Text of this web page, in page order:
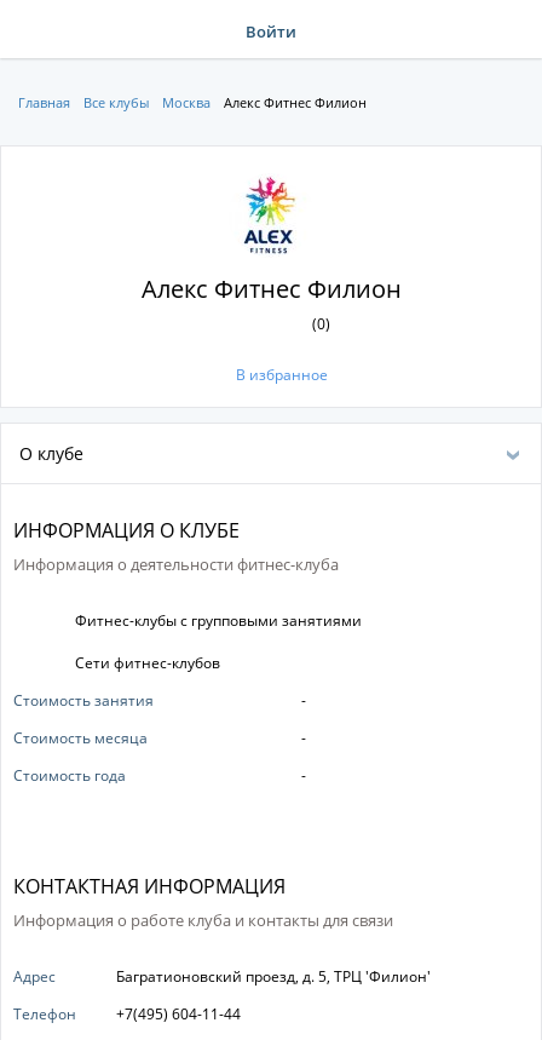
Войти
Главная Все клубы Москва Алекс Фитнес Филион
Алекс Фитнес Филион
(0)
В избранное
О клубе
ИНФОРМАЦИЯ О КЛУБЕ
Информация о деятельности фитнес-клуба
Фитнес-клубы с групповыми занятиями
Сети фитнес-клубов
Стоимость занятия
-
Стоимость месяца
-
Стоимость года
-
КОНТАКТНАЯ ИНФОРМАЦИЯ
Информация о работе клуба и контакты для связи
Адрес
Багратионовский проезд, д. 5, ТРЦ 'Филион'
Телефон
+7(495) 604-11-44